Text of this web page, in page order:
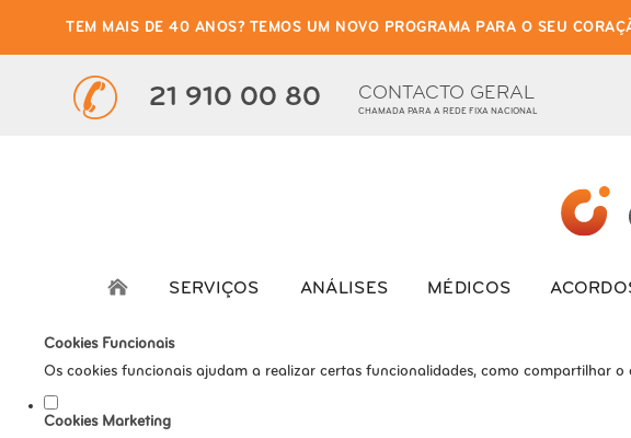
Defina as suas preferências de
Este website utiliza cookies estritamente necessários, analíticos e funcionais, para lhe
Consulte a nossa
Os cookies necessários são cruciais para as funções básicas do site e o site não
Os cookies analíticos são usados para entender como os visitantes interagem com
tráfego, etc.
Cookies Funcionais
Os cookies funcionais ajudam a realizar certas funcionalidades, como compartilhar
Cookies Marketing
TEM MAIS DE 40 ANOS? TEMOS UM NOVO PROGRAMA PARA O SEU
21 910 00 80 CONTACTO GERAL
CHAMADA PARA A REDE FIXA NACIONAL
SERVIÇOS ANÁLISES MÉDICOS